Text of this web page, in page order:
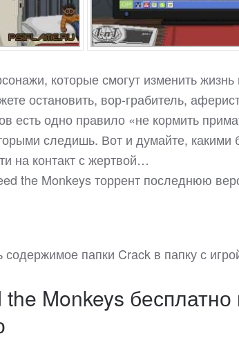
которые смогут изменить
остановить, вор-грабитель,
есть одно правило «не кормить
следишь. Вот и думайте, какими
на контакт с жертвой…
the Monkeys торрент последнюю
содержимое папки Crack в папку с
Monkeys бесплатно